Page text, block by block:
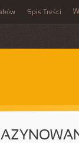
Spis Treści